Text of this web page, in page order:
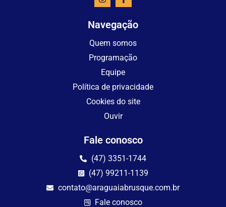
Navegação
Quem somos
Programação
Equipe
Política de privacidade
Cookies do site
Ouvir
Fale conosco
(47) 3351-1744
(47) 99211-1139
contato@araguaiabrusque.com.br
Fale conosco